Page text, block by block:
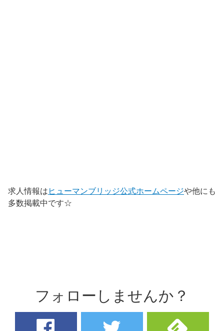
求人情報は ヒューマンブリッジ公式ホームページや他にも
多数掲載中です☆
フォローしませんか？